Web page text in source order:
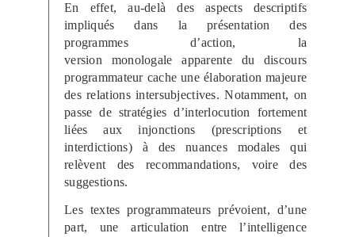
En effet, au-delà des aspects descriptifs
impliqués dans la présentation des
programmes d’action, la
version monologale apparente du discours
programmateur cache une élaboration majeure
des relations intersubjectives. Notamment, on
passe de stratégies d’interlocution fortement
liées aux injonctions (prescriptions et
interdictions) à des nuances modales qui
relèvent des recommandations, voire des
suggestions.
Les textes programmateurs prévoient, d’une
part, une articulation entre l’intelligence